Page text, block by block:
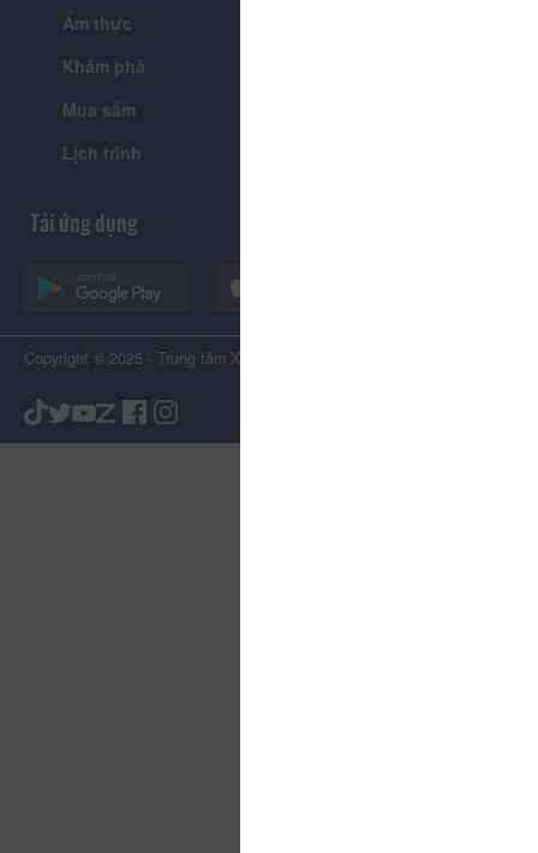
Ẩm thực
Khám phá
Mua sắm
Lịch trình
Tải ứng dụng
Copyright © 2025 - Trung tâm Xúc tiến Du lịch Tỉnh Lâm Đồng